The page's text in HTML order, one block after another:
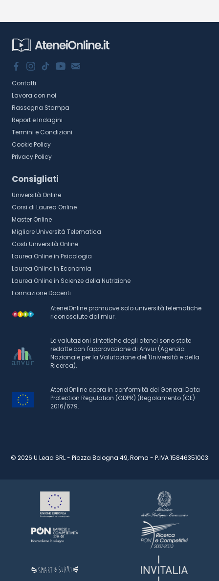
Contatti
Lavora con noi
Rassegna Stampa
Report e Indagini
Termini e Condizioni
Cookie Policy
Privacy Policy
Consigliati
Università Online
Corsi di Laurea Online
Master Online
Migliore Università Telematica
Costi Università Online
Laurea Online in Psicologia
Laurea Online in Economia
Laurea Online in Scienze della Nutrizione
Formazione Docenti
AteneiOnline promuove solo università telematiche
riconosciute dal miur.
Le valutazioni sintetiche degli atenei sono state
redatte con l'approvazione di Anvur (Agenzia
Nazionale per la Valutazione dell'Università e della
Ricerca).
AteneiOnline opera in conformità del General Data
Protection Regulation (GDPR) (Regolamento (CE)
2016/679.
© 2026 U Lead SRL - Piazza Bologna 49, Roma - P.IVA 15846351003